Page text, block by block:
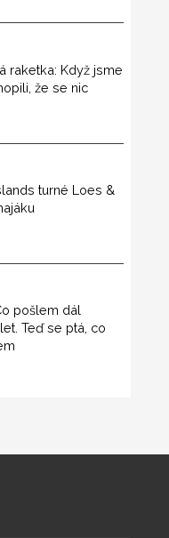
raketka: Když jsme
že se nic
turné Loes &
pošlem dál
Teď se ptá, co